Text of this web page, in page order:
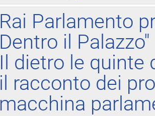
Rai Parlamento
Dentro il Palazzo"
Il dietro le quinte
il racconto dei
macchina